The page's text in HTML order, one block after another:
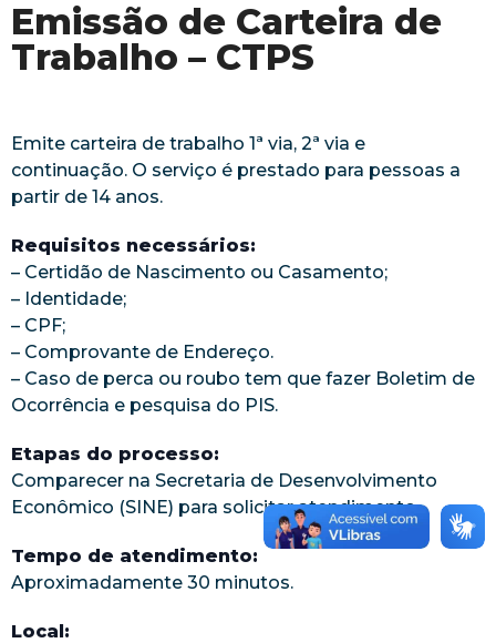
Emissão de Carteira de
Trabalho – CTPS
Emite carteira de trabalho 1ª via, 2ª via e
continuação. O serviço é prestado para pessoas a
partir de 14 anos.
Requisitos necessários:
– Certidão de Nascimento ou Casamento;
– Identidade;
– CPF;
– Comprovante de Endereço.
– Caso de perca ou roubo tem que fazer Boletim de
Ocorrência e pesquisa do PIS.
Etapas do processo:
Comparecer na Secretaria de Desenvolvimento
Econômico (SINE) para solicitar atendimento.
Tempo de atendimento:
Aproximadamente 30 minutos.
Local: